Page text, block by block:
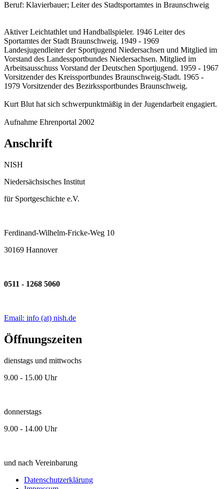
Beruf: Klavierbauer; Leiter des Stadtsportamtes in Braunschweig
Aktiver Leichtathlet und Handballspieler. 1946 Leiter des
Sportamtes der Stadt Braunschweig. 1949 - 1969
Landesjugendleiter der Sportjugend Niedersachsen und Mitglied im
Vorstand des Landessportbundes Niedersachsen. Mitglied im
Arbeitsausschuss Vorstand der Deutschen Sportjugend. 1959 - 1967
Vorsitzender des Kreissportbundes Braunschweig-Stadt. 1965 -
1979 Vorsitzender des Bezirkssportbundes Braunschweig.
Kurt Blut hat sich schwerpunktmäßig in der Jugendarbeit engagiert.
Aufnahme Ehrenportal 2002
Anschrift
NISH
Niedersächsisches Institut
für Sportgeschichte e.V.
Ferdinand-Wilhelm-Fricke-Weg 10
30169 Hannover
0511 - 1268 5060
Email: info (at) nish.de
Öffnungszeiten
dienstags und mittwochs
9.00 - 15.00 Uhr
donnerstags
9.00 - 14.00 Uhr
und nach Vereinbarung
Datenschutzerklärung